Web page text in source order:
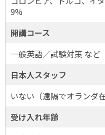
9%
開講コース
一般英語／試験対策 など
日本人スタッフ
いない（遠隔でオランダ
受け入れ年齢